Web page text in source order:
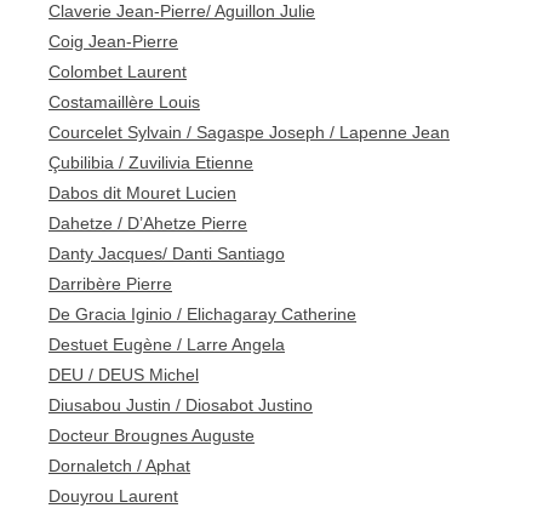
Claverie Jean-Pierre/ Aguillon Julie
Coig Jean-Pierre
Colombet Laurent
Costamaillère Louis
Courcelet Sylvain / Sagaspe Joseph / Lapenne Jean
Çubilibia / Zuvilivia Etienne
Dabos dit Mouret Lucien
Dahetze / D’Ahetze Pierre
Danty Jacques/ Danti Santiago
Darribère Pierre
De Gracia Iginio / Elichagaray Catherine
Destuet Eugène / Larre Angela
DEU / DEUS Michel
Diusabou Justin / Diosabot Justino
Docteur Brougnes Auguste
Dornaletch / Aphat
Douyrou Laurent